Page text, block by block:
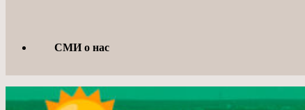
СМИ о нас